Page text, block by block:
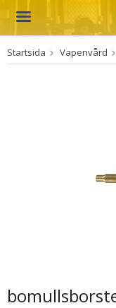
Startsida Vapenvård